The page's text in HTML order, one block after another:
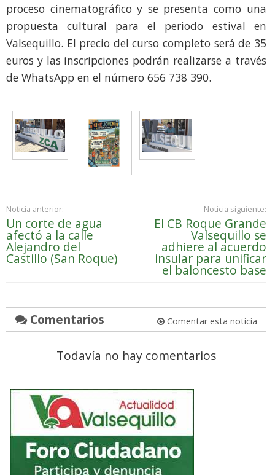
proceso cinematográfico y se presenta como una
propuesta cultural para el periodo estival en
Valsequillo. El precio del curso completo será de 35
euros y las inscripciones podrán realizarse a través
de WhatsApp en el número 656 738 390.
Noticia anterior:
Un corte de agua
afectó a la calle
Alejandro del
Castillo (San Roque)
Noticia siguiente:
El CB Roque Grande
Valsequillo se
adhiere al acuerdo
insular para unificar
el baloncesto base
Comentarios Comentar esta noticia
Todavía no hay comentarios